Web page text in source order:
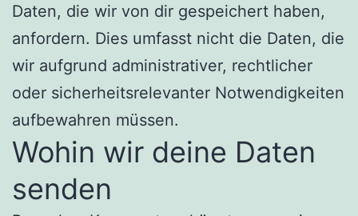
Daten, die wir von dir gespeichert haben,
anfordern. Dies umfasst nicht die Daten, die
wir aufgrund administrativer, rechtlicher
oder sicherheitsrelevanter Notwendigkeiten
aufbewahren müssen.
Wohin wir deine Daten
senden